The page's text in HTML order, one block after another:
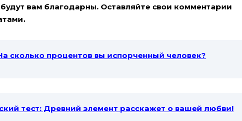
вам благодарны. Оставляйте свои комментарии
сколько процентов вы испорченный человек?
тест: Древний элемент расскажет о вашей любви!